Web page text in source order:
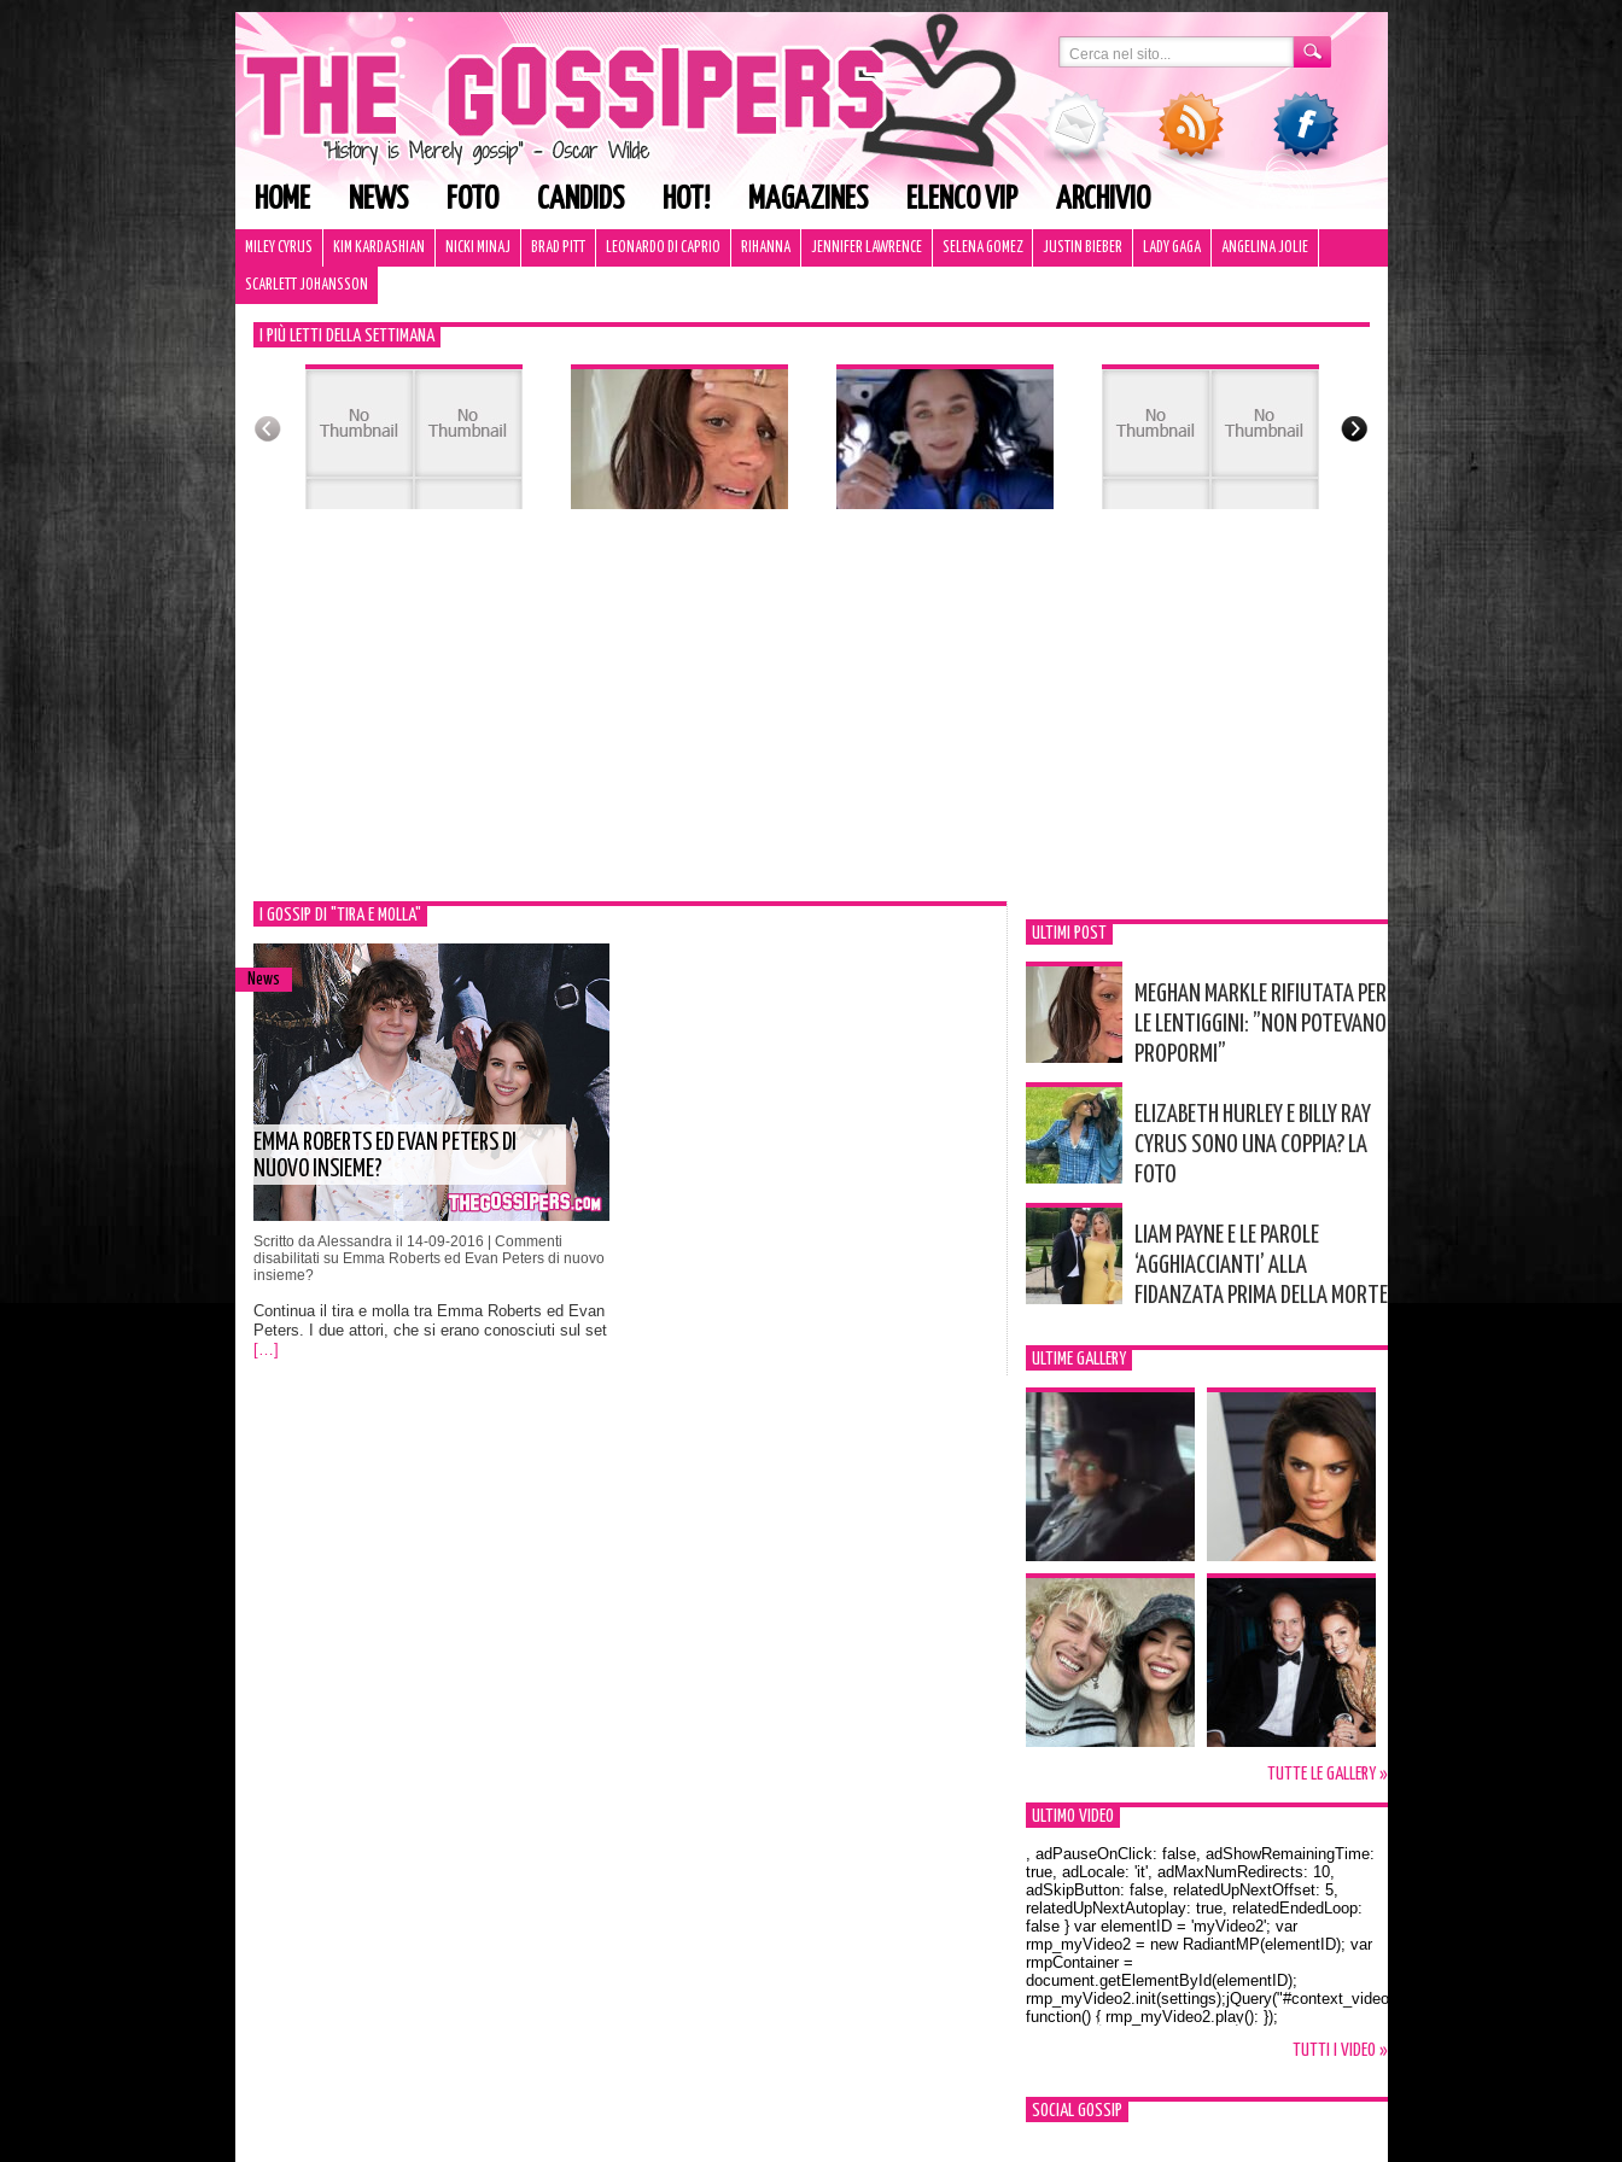
HOME NEWS FOTO CANDIDS HOT! MAGAZINES ELENCO VIP ARCHIVIO
MILEY CYRUS KIM KARDASHIAN NICKI MINAJ BRAD PITT LEONARDO DI CAPRIO RIHANNA JENNIFER LAWRENCE SELENA GOMEZ JUSTIN BIEBER LADY GAGA ANGELINA JOLIE
SCARLETT JOHANSSON
I PIÙ LETTI DELLA SETTIMANA
I GOSSIP DI "TIRA E MOLLA"
News
EMMA ROBERTS ED EVAN PETERS DI
NUOVO INSIEME?
Scritto da Alessandra il 14-09-2016 | Commenti
disabilitati su Emma Roberts ed Evan Peters di nuovo
insieme?
Continua il tira e molla tra Emma Roberts ed Evan
Peters. I due attori, che si erano conosciuti sul set
[…]
ULTIMI POST
MEGHAN MARKLE RIFIUTATA PER
LE LENTIGGINI: ”NON POTEVANO
PROPORMI”
ELIZABETH HURLEY E BILLY RAY
CYRUS SONO UNA COPPIA? LA
FOTO
LIAM PAYNE E LE PAROLE
‘AGGHIACCIANTI’ ALLA
FIDANZATA PRIMA DELLA MORTE
ULTIME GALLERY
TUTTE LE GALLERY »
ULTIMO VIDEO
Orlando Bloom e la t-shirt dedicata a Flynn
, adPauseOnClick: false, adShowRemainingTime:
true, adLocale: 'it', adMaxNumRedirects: 10,
adSkipButton: false, relatedUpNextOffset: 5,
relatedUpNextAutoplay: true, relatedEndedLoop:
false } var elementID = 'myVideo2'; var
rmp_myVideo2 = new RadiantMP(elementID); var
rmpContainer =
document.getElementById(elementID);
rmp_myVideo2.init(settings);jQuery("#context_video2").one("mouseover",
function() { rmp_myVideo2.play(); });
TUTTI I VIDEO »
SOCIAL GOSSIP